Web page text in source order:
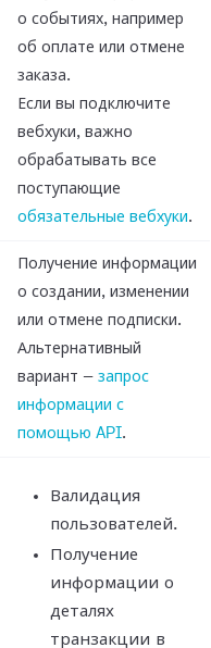
о событиях, например
об оплате или отмене
заказа.
Если вы подключите
вебхуки, важно
обрабатывать все
поступающие
обязательные вебхуки.
Получение информации
о создании, изменении
или отмене подписки.
Альтернативный
вариант — запрос
информации с
помощью API.
Валидация
пользователей.
Получение
информации о
деталях
транзакции в